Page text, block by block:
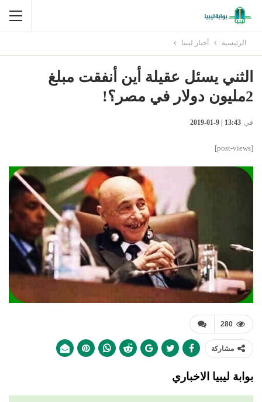
الرئيسية أخبار ليبيا
الثني يسئل عقيلة أين أنفقت مبلغ
2مليون دولار في مصر؟!
في 13:43 | 9-01-2019
[post-views]
280
مشاركة
بوابة ليبيا الاخباري